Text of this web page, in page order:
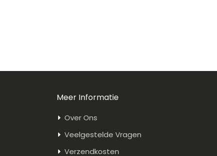
Meer Informatie
Over Ons
Veelgestelde Vragen
Verzendkosten